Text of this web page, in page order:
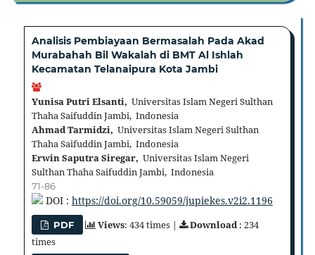
Analisis Pembiayaan Bermasalah Pada Akad
Murabahah Bil Wakalah di BMT Al Ishlah
Kecamatan Telanaipura Kota Jambi
Yunisa Putri Elsanti, Universitas Islam Negeri Sulthan
Thaha Saifuddin Jambi, Indonesia
Ahmad Tarmidzi, Universitas Islam Negeri Sulthan
Thaha Saifuddin Jambi, Indonesia
Erwin Saputra Siregar, Universitas Islam Negeri
Sulthan Thaha Saifuddin Jambi, Indonesia
71-86
DOI : https://doi.org/10.59059/jupiekes.v2i2.1196
PDF Views: 434 times | Download: 234
times